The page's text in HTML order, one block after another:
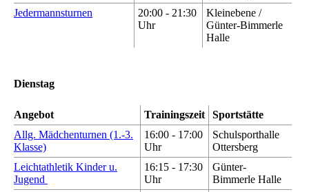
Jedermannsturnen
20:00 - 21:30
Uhr
Kleinebene /
Günter-Bimmerle
Halle
Dienstag
Angebot Trainingszeit
Sportstätte
Allg. Mädchenturnen (1.-3.
Klasse)
16:00 - 17:00
Uhr
Schulsporthalle
Ottersberg
Leichtathletik Kinder u.
Jugend
16:15 - 17:30
Uhr
Günter-
Bimmerle Halle